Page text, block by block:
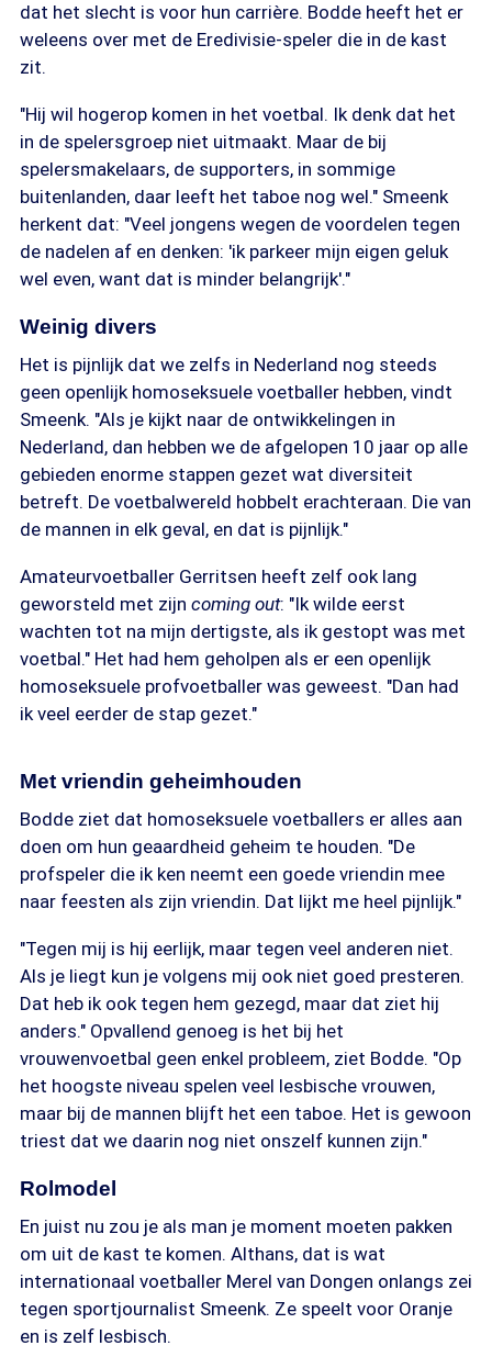
dat het slecht is voor hun carrière. Bodde heeft het er
weleens over met de Eredivisie-speler die in de kast
zit.
"Hij wil hogerop komen in het voetbal. Ik denk dat het
in de spelersgroep niet uitmaakt. Maar de bij
spelersmakelaars, de supporters, in sommige
buitenlanden, daar leeft het taboe nog wel." Smeenk
herkent dat: "Veel jongens wegen de voordelen tegen
de nadelen af en denken: 'ik parkeer mijn eigen geluk
wel even, want dat is minder belangrijk'."
Weinig divers
Het is pijnlijk dat we zelfs in Nederland nog steeds
geen openlijk homoseksuele voetballer hebben, vindt
Smeenk. "Als je kijkt naar de ontwikkelingen in
Nederland, dan hebben we de afgelopen 10 jaar op alle
gebieden enorme stappen gezet wat diversiteit
betreft. De voetbalwereld hobbelt erachteraan. Die van
de mannen in elk geval, en dat is pijnlijk."
Amateurvoetballer Gerritsen heeft zelf ook lang
geworsteld met zijn coming out: "Ik wilde eerst
wachten tot na mijn dertigste, als ik gestopt was met
voetbal." Het had hem geholpen als er een openlijk
homoseksuele profvoetballer was geweest. "Dan had
ik veel eerder de stap gezet."
Met vriendin geheimhouden
Bodde ziet dat homoseksuele voetballers er alles aan
doen om hun geaardheid geheim te houden. "De
profspeler die ik ken neemt een goede vriendin mee
naar feesten als zijn vriendin. Dat lijkt me heel pijnlijk."
"Tegen mij is hij eerlijk, maar tegen veel anderen niet.
Als je liegt kun je volgens mij ook niet goed presteren.
Dat heb ik ook tegen hem gezegd, maar dat ziet hij
anders." Opvallend genoeg is het bij het
vrouwenvoetbal geen enkel probleem, ziet Bodde. "Op
het hoogste niveau spelen veel lesbische vrouwen,
maar bij de mannen blijft het een taboe. Het is gewoon
triest dat we daarin nog niet onszelf kunnen zijn."
Rolmodel
En juist nu zou je als man je moment moeten pakken
om uit de kast te komen. Althans, dat is wat
internationaal voetballer Merel van Dongen onlangs zei
tegen sportjournalist Smeenk. Ze speelt voor Oranje
en is zelf lesbisch.